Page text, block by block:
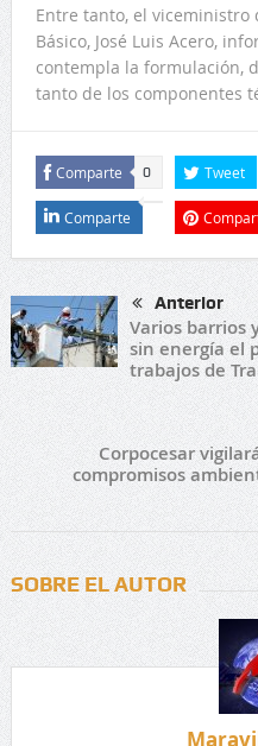
Entre tanto, el viceministro
Básico, José Luis Acero,
contempla la formulación,
tanto de los componentes
Comparte 0 Tweet
Comparte
Anterior
Varios barrios
sin energía el
trabajos de
Corpocesar
compromisos
SOBRE EL AUTOR